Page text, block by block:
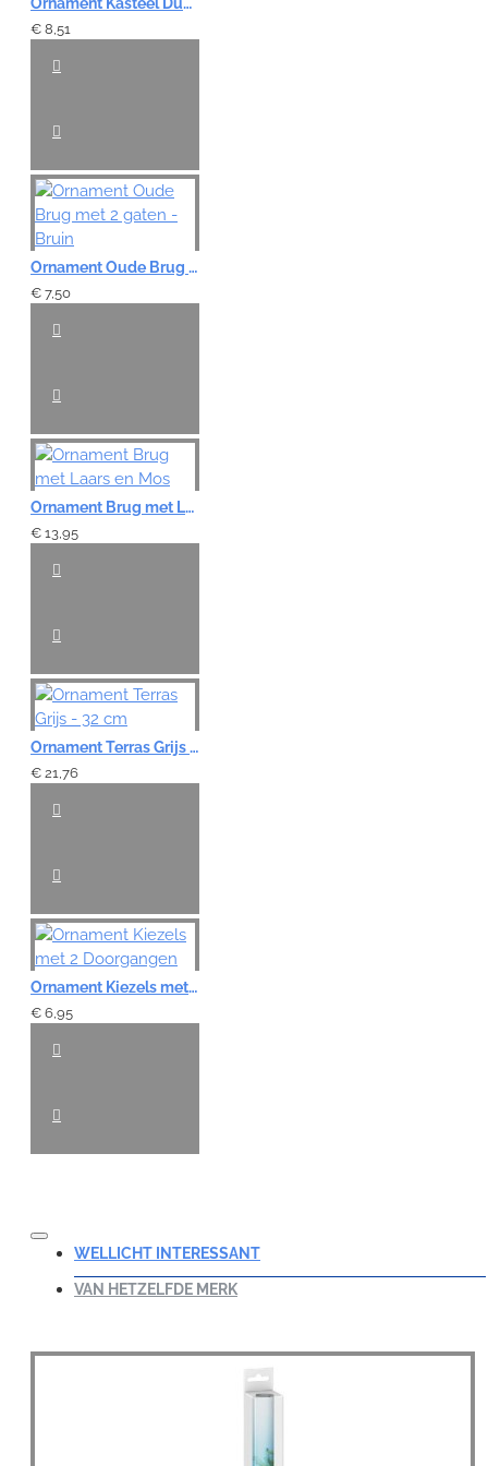
€ 8,51
Ornament Oude Brug met 2 gaten - Bruin
€ 7,50
Ornament Brug met Laars en Mos
€ 13,95
Ornament Terras Grijs - 32 cm
€ 21,76
Ornament Kiezels met 2 Doorgangen
€ 6,95
WELLICHT INTERESSANT
VAN HETZELFDE MERK